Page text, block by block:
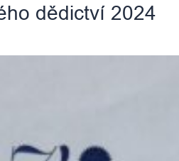
dědictví 2024